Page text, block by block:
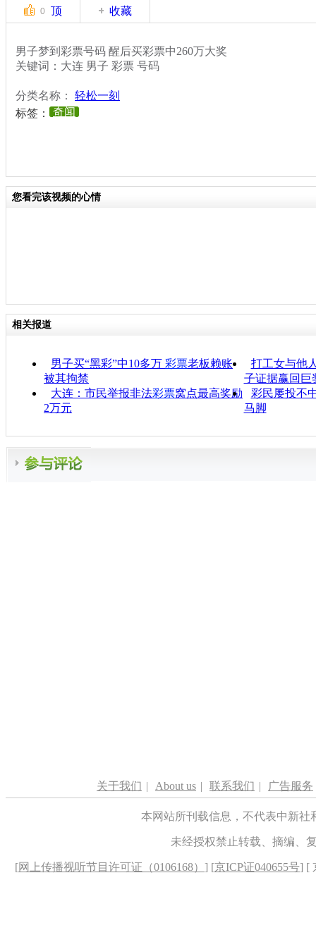
0 顶 收藏
男子梦到彩票号码 醒后买彩票中260万大奖
关键词：大连 男子 彩票 号码
分类名称： 轻松一刻
标签：
奇闻
您看完该视频的心情
相关报道
男子买“黑彩”中10多万 彩票老板赖账
被其拘禁
打工女与他
子证据赢回巨
大连：市民举报非法彩票窝点最高奖励
2万元
彩民屡投不
马脚
关于我们 | About us | 联系我们 | 广告服务
本网站所刊载信息，不代表中新
未经授权禁止转载、摘编、
[网上传播视听节目许可证（0106168） ] [京ICP证040655号] [